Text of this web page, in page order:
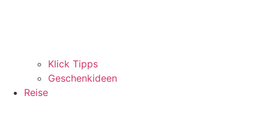
Klick Tipps
Geschenkideen
Reise